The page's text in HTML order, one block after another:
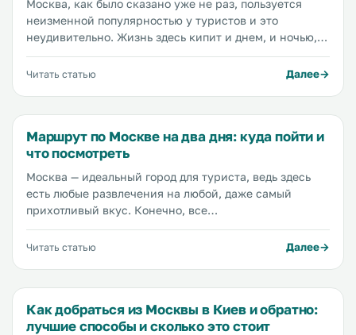
Москва, как было сказано уже не раз, пользуется
неизменной популярностью у туристов и это
неудивительно. Жизнь здесь кипит и днем, и ночью, и
у интеллектуалов, и у бродячих музыкантов — каждый
здесь найдет себе развлечение по нраву. Но одной из
и интересными постановками, и сегодня мы
расскажем вам куда нужно сходить обязательно.
Читать статью Далее
Маршрут по Москве на два дня: куда пойти и
что посмотреть
Москва — идеальный город для туриста, ведь здесь
есть любые развлечения на любой, даже самый
прихотливый вкус. Конечно, все
достопримечательности Москвы не осмотреть и за
неделю, но мы постарались рассказать вам о местах,
можете выбрать произвольный порядок. Кроме того,
мы нанесли достопримечательности на карту, чтобы
Читать статью Далее
Как добраться из Москвы в Киев и обратно:
лучшие способы и сколько это стоит